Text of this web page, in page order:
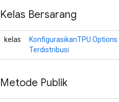
Kelas Bersarang
kelas
KonfigurasikanTPU.Options
Terdistribusi
Metode Publik